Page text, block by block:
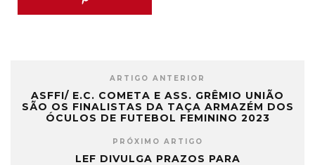
ARTIGO ANTERIOR
ASFFI/ E.C. COMETA E ASS. GRÊMIO UNIÃO
SÃO OS FINALISTAS DA TAÇA ARMAZÉM DOS
ÓCULOS DE FUTEBOL FEMININO 2023
PRÓXIMO ARTIGO
LEF DIVULGA PRAZOS PARA